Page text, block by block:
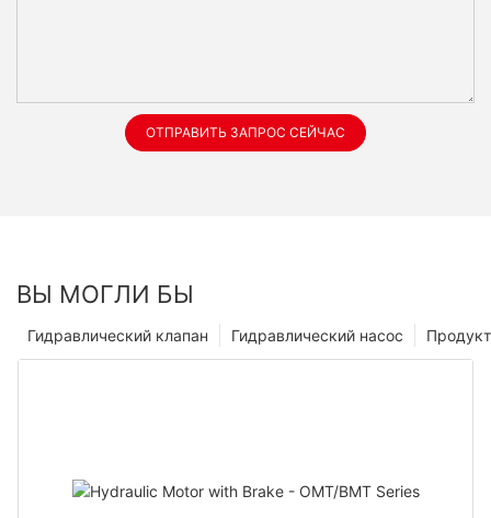
ОТПРАВИТЬ ЗАПРОС СЕЙЧАС
ВЫ МОГЛИ БЫ
Гидравлический насос
Гидравлический клапан